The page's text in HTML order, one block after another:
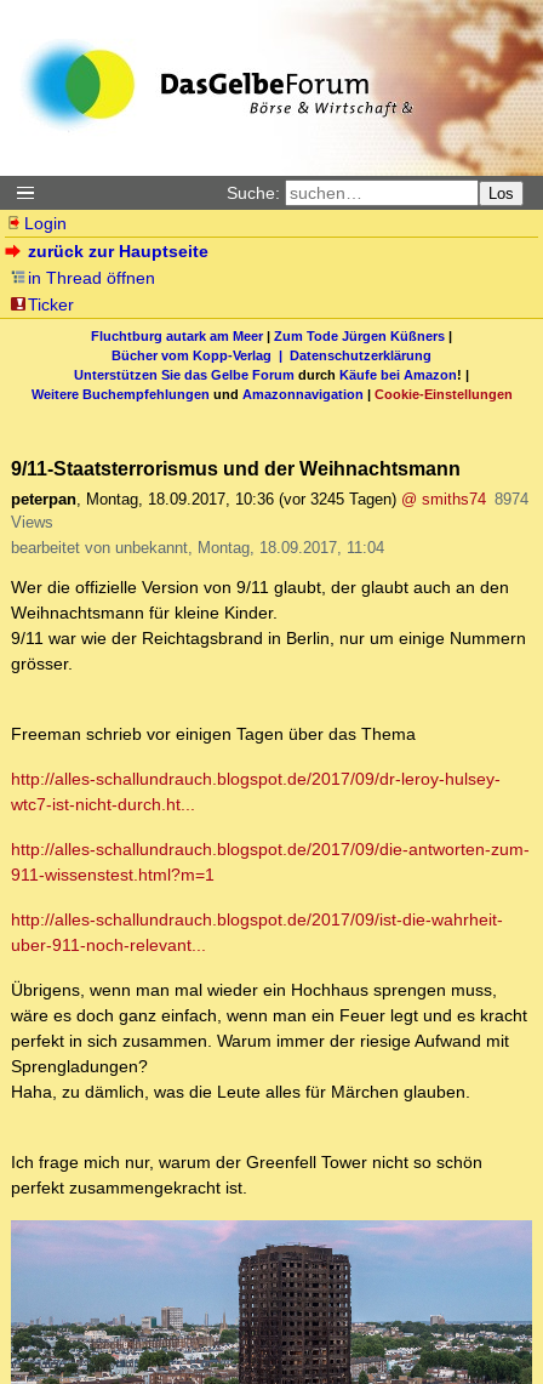
Suche: Los
Login
zurück zur Hauptseite
in Thread öffnen
Ticker
Fluchtburg autark am Meer| Zum Tode Jürgen Küßners |
Bücher vom Kopp-Verlag | Datenschutzerklärung
Unterstützen Sie das Gelbe Forum durch Käufe bei Amazon! |
Weitere Buchempfehlungen und Amazonnavigation | Cookie-Einstellungen
9/11-Staatsterrorismus und der Weihnachtsmann
peterpan, Montag, 18.09.2017, 10:36 (vor 3245 Tagen) @ smiths74 8974
Views
bearbeitet von unbekannt, Montag, 18.09.2017, 11:04
Wer die offizielle Version von 9/11 glaubt, der glaubt auch an den
Weihnachtsmann für kleine Kinder.
9/11 war wie der Reichtagsbrand in Berlin, nur um einige Nummern
grösser.
Freeman schrieb vor einigen Tagen über das Thema
http://alles-schallundrauch.blogspot.de/2017/09/dr-leroy-hulsey-
wtc7-ist-nicht-durch.ht...
http://alles-schallundrauch.blogspot.de/2017/09/die-antworten-zum-
911-wissenstest.html?m=1
http://alles-schallundrauch.blogspot.de/2017/09/ist-die-wahrheit-
uber-911-noch-relevant...
Übrigens, wenn man mal wieder ein Hochhaus sprengen muss,
wäre es doch ganz einfach, wenn man ein Feuer legt und es kracht
perfekt in sich zusammen. Warum immer der riesige Aufwand mit
Sprengladungen?
Haha, zu dämlich, was die Leute alles für Märchen glauben.
Ich frage mich nur, warum der Greenfell Tower nicht so schön
perfekt zusammengekracht ist.